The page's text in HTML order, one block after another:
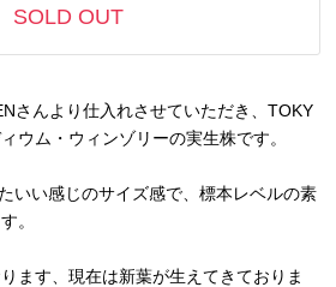
SOLD OUT
さんより仕入れさせていただき、TOKY
ウム・ウィンゾリーの実生株です。
いい感じのサイズ感で、標本レベルの素
。
ます、現在は新葉が生えてきておりま